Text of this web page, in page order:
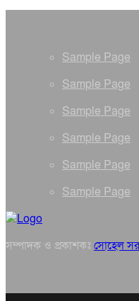
Sample Page
Sample Page
Sample Page
Sample Page
Sample Page
Sample Page
সম্পাদক ও প্রকাশকঃ সোহেল